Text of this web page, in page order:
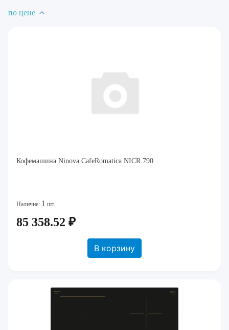
по цене
Кофемашина Ninova CafeRomatica NICR 790
Наличие: 1 шт.
85 358.52 ₽
В корзину